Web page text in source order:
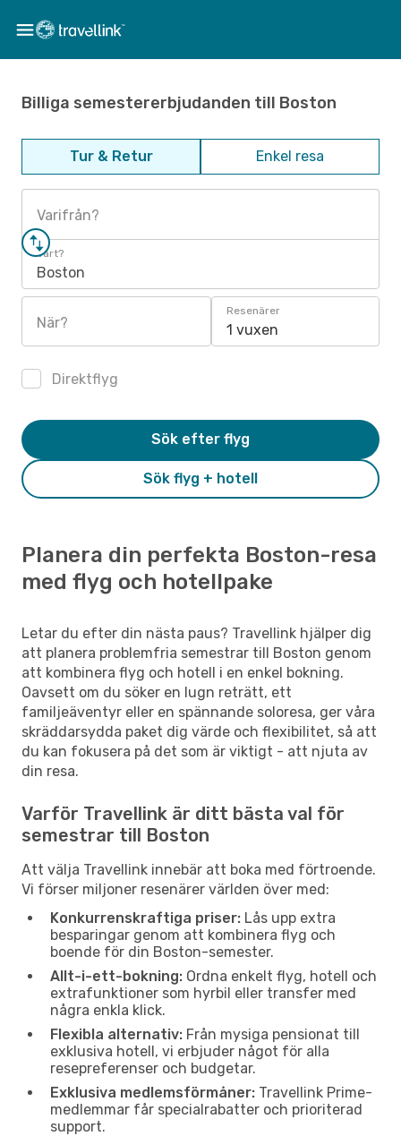
Billiga semestererbjudanden till Boston
Tur & Retur Enkel resa
Varifrån?
Vart?
Boston
När?
Resenärer
1 vuxen
Direktflyg
Sök flyg + hotell
Sök efter flyg
Planera din perfekta Boston-resa
med flyg och hotellpake
Letar du efter din nästa paus? Travellink hjälper dig
att planera problemfria semestrar till Boston genom
att kombinera flyg och hotell i en enkel bokning.
Oavsett om du söker en lugn reträtt, ett
familjeäventyr eller en spännande soloresa, ger våra
skräddarsydda paket dig värde och flexibilitet, så att
du kan fokusera på det som är viktigt - att njuta av
din resa.
Varför Travellink är ditt bästa val för
semestrar till Boston
Att välja Travellink innebär att boka med förtroende.
Vi förser miljoner resenärer världen över med:
Konkurrenskraftiga priser: Lås upp extra
besparingar genom att kombinera flyg och
boende för din Boston-semester.
Allt-i-ett-bokning: Ordna enkelt flyg, hotell och
extrafunktioner som hyrbil eller transfer med
några enkla klick.
Flexibla alternativ: Från mysiga pensionat till
exklusiva hotell, vi erbjuder något för alla
resepreferenser och budgetar.
Exklusiva medlemsförmåner: Travellink Prime-
medlemmar får specialrabatter och prioriterad
support.